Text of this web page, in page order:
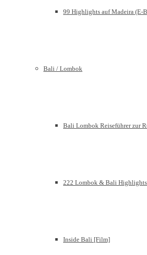
99 Highlights auf Madeira (E-
Bali / Lombok
Bali Lombok Reiseführer zur
222 Lombok & Bali
Inside Bali [Film]